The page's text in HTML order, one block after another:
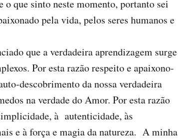
o que sinto neste momento, portanto sei
pela vida, pelos seres humanos e
que a verdadeira aprendizagem surge
Por esta razão respeito e apaixono-
descobrimento da nossa verdadeira
na verdade do Amor. Por esta razão
à autenticidade, às
e à força e magia da natureza. A minha